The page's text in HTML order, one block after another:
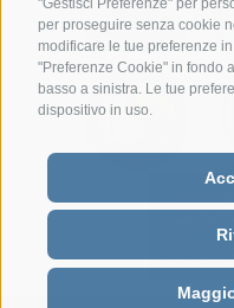
"Gestisci Preferenze" per
per proseguire senza cookie
modificare le tue preferenze
"Preferenze Cookie" in fondo
basso a sinistra. Le tue
dispositivo in uso.